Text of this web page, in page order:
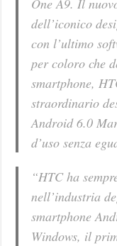
One A9. Il
dell’iconico
con l’ultimo
per coloro che
smartphone,
straordinario
Android 6.0
d’uso senza
“HTC ha
nell’industria
smartphone
Windows, il